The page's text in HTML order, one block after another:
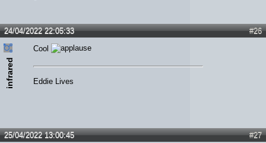
#26
24/04/2022 22:05:33
infrared
Cool
Eddie Lives
#27
25/04/2022 13:00:45